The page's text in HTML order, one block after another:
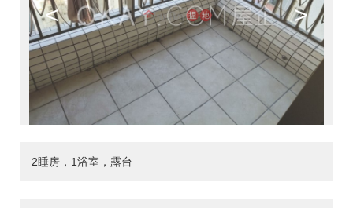
< >
2睡房，1浴室，露台